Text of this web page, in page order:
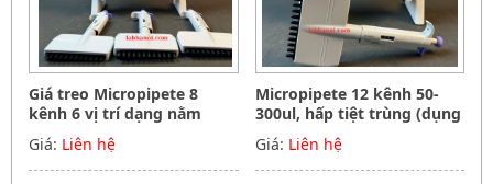
Giá treo Micropipete 8
kênh 6 vị trí dạng nằm
ngang, Hãng Phoenix
instrument Germany
Giá: Liên hệ
Micropipete 12 kênh 50-
300ul, hấp tiệt trùng (dụng
cụ hút mẫu, chất lỏng),
Hãng Phoenix instrument
Germany
Giá: Liên hệ